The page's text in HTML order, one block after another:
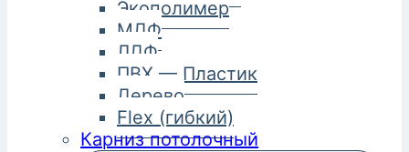
Экополимер
МДФ
ЛДФ
ПВХ — Пластик
Дерево
Flex (гибкий)
Карниз потолочный